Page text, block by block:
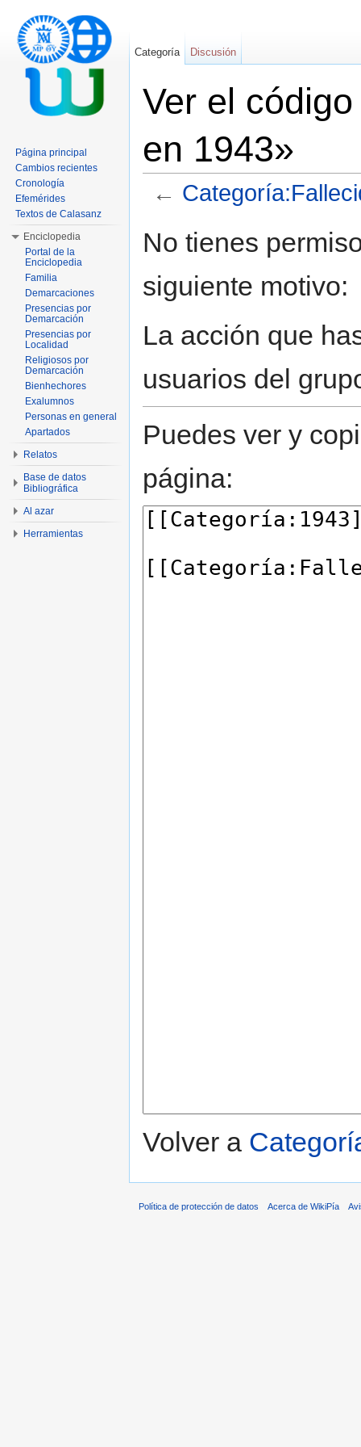
Ver el
en 1943»
←
No tienes
siguiente motivo:
La acción que
usuarios del
Puedes ver y
página:
Volver a
Categoría Discusión
Página principal
Cambios recientes
Cronología
Efemérides
Textos de Calasanz
Enciclopedia
Portal de la
Enciclopedia
Familia
Demarcaciones
Presencias por
Demarcación
Presencias por
Localidad
Religiosos por
Demarcación
Bienhechores
Exalumnos
Personas en general
Apartados
Relatos
Base de datos
Bibliográfica
Al azar
Herramientas
Política de protección de datos Acerca de WikiPía